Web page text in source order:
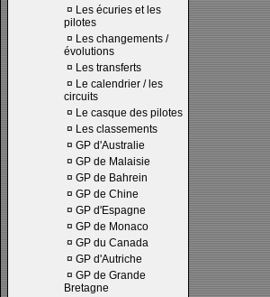
¤ Les écuries et les
pilotes
¤ Les changements /
évolutions
¤ Les transferts
¤ Le calendrier / les
circuits
¤ Le casque des pilotes
¤ Les classements
¤ GP d'Australie
¤ GP de Malaisie
¤ GP de Bahrein
¤ GP de Chine
¤ GP d'Espagne
¤ GP de Monaco
¤ GP du Canada
¤ GP d'Autriche
¤ GP de Grande
Bretagne